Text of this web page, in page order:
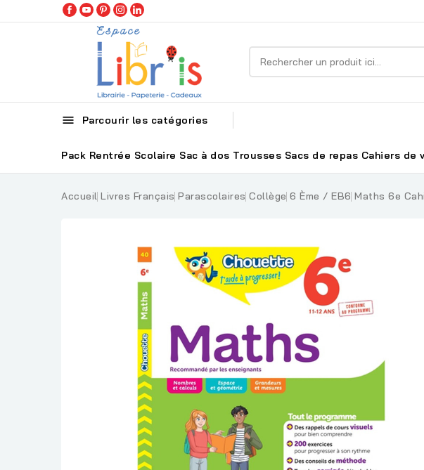
 Parcourir les catégories
Pack Rentrée Scolaire Sac à dos Trousses Sacs de repas Cahiers de
Accueil Livres Français Parascolaires Collège 6 Ème / EB6 Maths 6e